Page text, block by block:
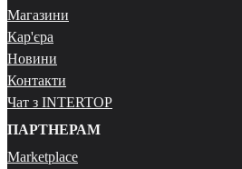
Магазини
Кар'єра
Новини
Контакти
Чат з INTERTOP
ПАРТНЕРАМ
Marketplace